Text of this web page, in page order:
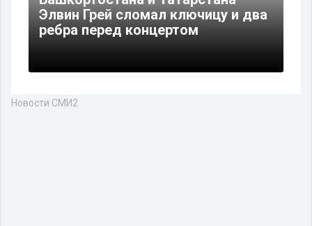
Элвин Грей сломал ключицу и два
ребра перед концертом
Новости СМИ2